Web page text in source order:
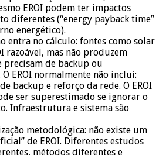
EROI podem ter impactos
diferentes (“energy payback time”
energético).
entra no cálculo: fontes como solar
razoável, mas não produzem
precisam de backup ou
EROI normalmente não inclui:
backup e reforço da rede. O EROI
ser superestimado se ignorar o
Infraestrutura e sistema são
metodológica: não existe um
de EROI. Diferentes estudos
métodos diferentes e